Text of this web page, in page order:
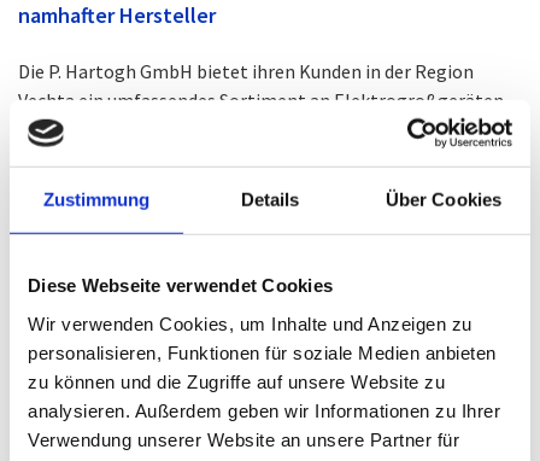
Zustimmung Details Über Cookies
Diese Webseite verwendet Cookies
Wir verwenden Cookies, um Inhalte und Anzeigen zu
personalisieren, Funktionen für soziale Medien anbieten
zu können und die Zugriffe auf unsere Website zu
analysieren. Außerdem geben wir Informationen zu Ihrer
Verwendung unserer Website an unsere Partner für
namhafter Hersteller
Die P. Hartogh GmbH bietet ihren Kunden in der Region
Vechta ein umfassendes Sortiment an Elektrogroßgeräten
für Haushalt und Gewerbe. Dazu gehören:
Siemens, Bauknecht und AEG
Günstige Einstiegsmodelle und B-Ware mit leichten
Fachwerkstatt geprüft und generalüberholt wurden
Ersatzteile für die Reparatur und Instandsetzung von
Elektrogeräten
Kaffeevollautomaten inklusive Service, Wartung und